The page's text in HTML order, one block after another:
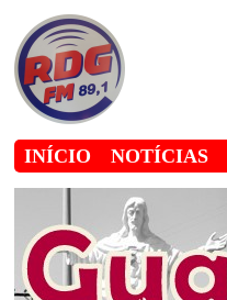
INÍCIO NOTÍCIAS